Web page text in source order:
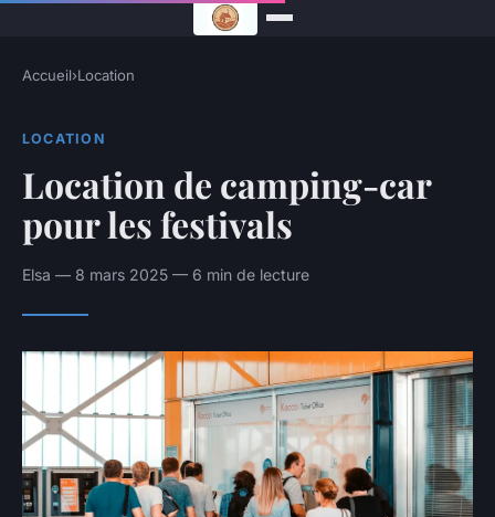
Accueil›Location
LOCATION
Location de camping-car
pour les festivals
Elsa — 8 mars 2025 — 6 min de lecture